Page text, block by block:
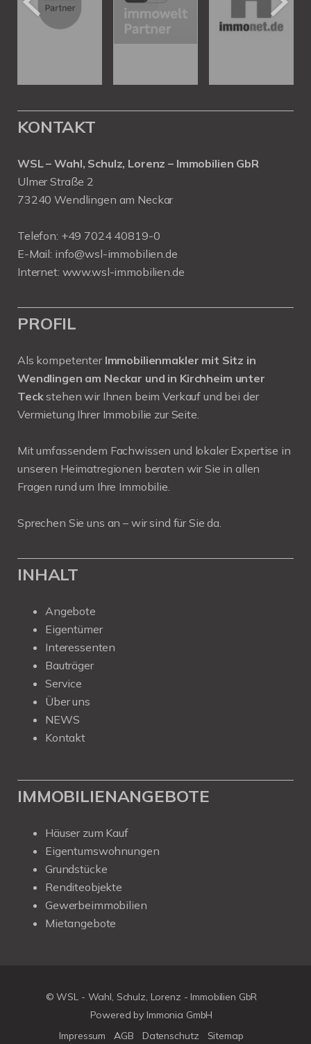
KONTAKT
WSL – Wahl, Schulz, Lorenz – Immobilien GbR
Ulmer Straße 2
73240 Wendlingen am Neckar
Telefon: +49 7024 40819-0
E-Mail: info@wsl-immobilien.de
Internet: www.wsl-immobilien.de
PROFIL
Als kompetenter Immobilienmakler mit Sitz in
Wendlingen am Neckar und in Kirchheim unter
Teckstehen wir Ihnen beim Verkauf und bei der
Vermietung Ihrer Immobilie zur Seite.
Mit umfassendem Fachwissen und lokaler Expertise in
unseren Heimatregionen beraten wir Sie in allen
Fragen rund um Ihre Immobilie.
Sprechen Sie uns an – wir sind für Sie da.
INHALT
Angebote
Eigentümer
Interessenten
Bauträger
Service
Über uns
NEWS
Kontakt
IMMOBILIENANGEBOTE
Häuser zum Kauf
Eigentumswohnungen
Grundstücke
Renditeobjekte
Gewerbeimmobilien
Mietangebote
© WSL - Wahl, Schulz, Lorenz - Immobilien GbR
Powered by Immonia GmbH
Impressum
AGB Datenschutz Sitemap